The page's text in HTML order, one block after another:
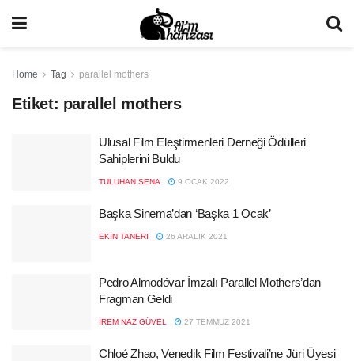
Home Tag parallel mothers
Etiket: parallel mothers
Ulusal Film Eleştirmenleri Derneği Ödülleri
Sahiplerini Buldu
TULUHAN SENA 9 OCAK 2022
Başka Sinema’dan ‘Başka 1 Ocak’
EKIN TANERI 26 ARALIK 2021
Pedro Almodóvar İmzalı Parallel Mothers’dan
Fragman Geldi
İREM NAZ GÜVEL 27 TEMMUZ 2021
Chloé Zhao, Venedik Film Festivali’ne Jüri Üyesi